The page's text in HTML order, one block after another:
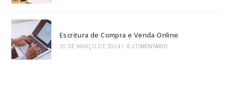
Escritura de Compra e Venda Online
20 DE MARÇO DE 2024 / 0 COMENTÁRIO